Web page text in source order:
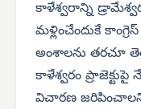
కాళేశ్వరాన్ని
మళ్లించేందుకే
అంశాలను తరచూ
కాళేశ్వరం
విచారణ